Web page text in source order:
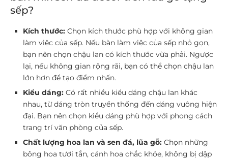
sếp?
Kích thước: Chọn kích thước phù hợp với không gian
làm việc của sếp. Nếu bàn làm việc của sếp nhỏ gọn,
bạn nên chọn chậu lan có kích thước vừa phải. Ngược
lại, nếu không gian rộng rãi, bạn có thể chọn chậu lan
lớn hơn để tạo điểm nhấn.
Kiểu dáng: Có rất nhiều kiểu dáng chậu lan khác
nhau, từ dáng tròn truyền thống đến dáng vuông hiện
đại. Bạn nên chọn kiểu dáng phù hợp với phong cách
trang trí văn phòng của sếp.
Chất lượng hoa lan và sen đá, lũa gỗ: Chọn những
bông hoa tươi tắn, cánh hoa chắc khỏe, không bị dập